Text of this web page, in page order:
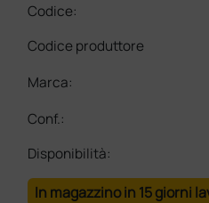
Codice:
Codice produttore
Marca:
Conf.:
Disponibilità:
In magazzino in 15 giorni